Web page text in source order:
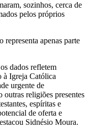
sozinhos, cerca de
pelos próprios
representa apenas parte
dados refletem
à Igreja Católica
urgente de
outras religiões presentes
espíritas e
de oferta e
Sidnésio Moura.